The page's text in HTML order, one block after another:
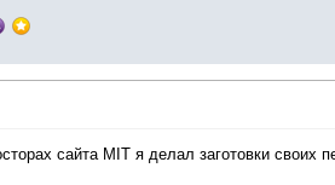
сайта MIT я делал заготовки своих